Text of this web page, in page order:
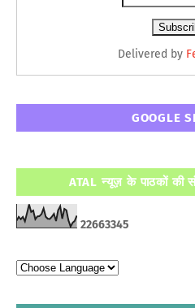
Delivered by
GOOGLE
ATAL न्यूज़ के पाठकों की
22663345